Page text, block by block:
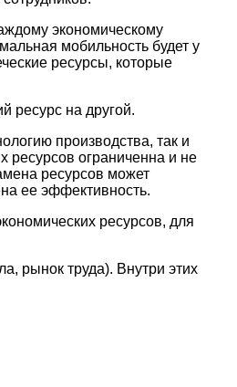
экономическому
мобильность будет у
ресурсы, которые
ресурс на другой.
производства, так и
ресурсов ограниченна и не
ресурсов может
ее эффективность.
ресурсов, для
рынок труда). Внутри этих